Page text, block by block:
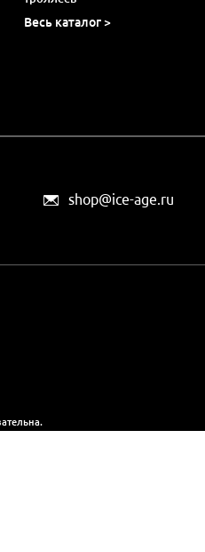
Весь каталог >
shop@ice-age.ru